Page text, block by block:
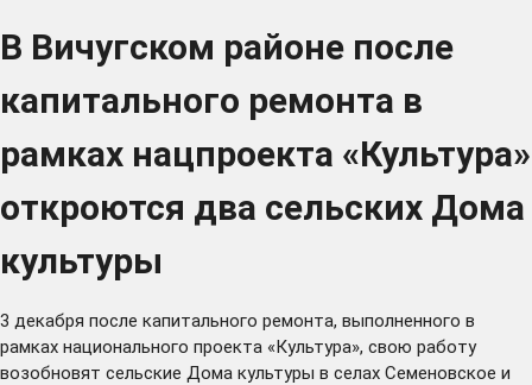
В Вичугском районе после
капитального ремонта в
рамках нацпроекта «Культура»
откроются два сельских Дома
культуры
3 декабря после капитального ремонта, выполненного в
рамках национального проекта «Культура», свою работу
возобновят сельские Дома культуры в селах Семеновское и